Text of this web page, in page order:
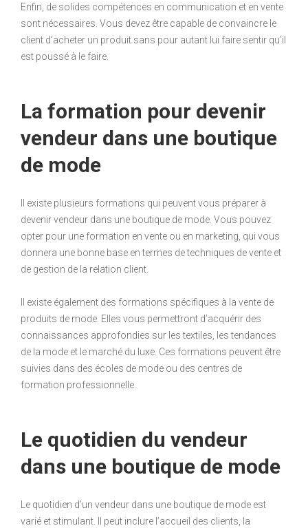
Enfin, de solides compétences en communication et en vente
sont nécessaires. Vous devez être capable de convaincre le
client d’acheter un produit sans pour autant lui faire sentir qu’il
est poussé à le faire.
La formation pour devenir
vendeur dans une boutique
de mode
Il existe plusieurs formations qui peuvent vous préparer à
devenir vendeur dans une boutique de mode. Vous pouvez
opter pour une formation en vente ou en marketing, qui vous
donnera une bonne base en termes de techniques de vente et
de gestion de la relation client.
Il existe également des formations spécifiques à la vente de
produits de mode. Elles vous permettront d’acquérir des
connaissances approfondies sur les textiles, les tendances
de la mode et le marché du luxe. Ces formations peuvent être
suivies dans des écoles de mode ou des centres de
formation professionnelle.
Le quotidien du vendeur
dans une boutique de mode
Le quotidien d’un vendeur dans une boutique de mode est
varié et stimulant. Il peut inclure l’accueil des clients, la